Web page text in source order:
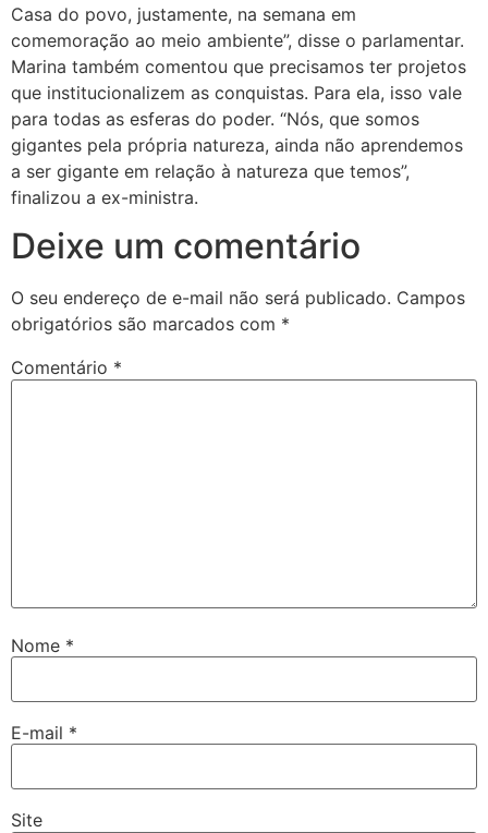
Casa do povo, justamente, na semana em
comemoração ao meio ambiente”, disse o parlamentar.
Marina também comentou que precisamos ter projetos
que institucionalizem as conquistas. Para ela, isso vale
para todas as esferas do poder. “Nós, que somos
gigantes pela própria natureza, ainda não aprendemos
a ser gigante em relação à natureza que temos”,
finalizou a ex-ministra.
Deixe um comentário
O seu endereço de e-mail não será publicado. Campos
obrigatórios são marcados com *
Comentário *
Nome *
E-mail *
Site